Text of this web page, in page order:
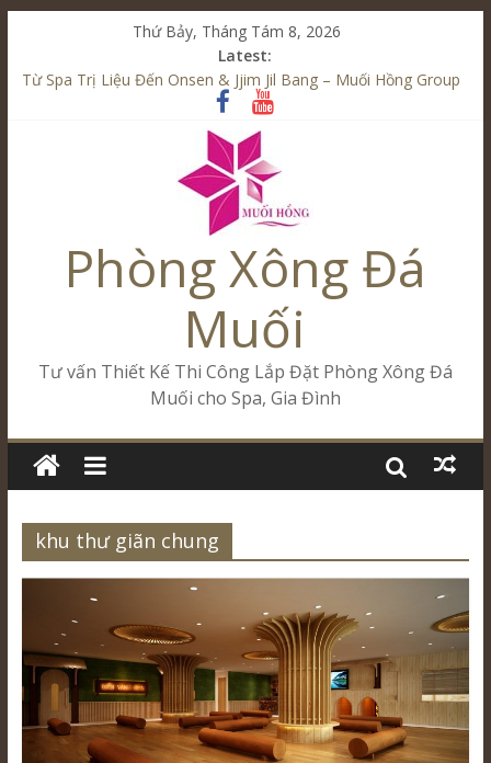
Thứ Bảy, Tháng Tám 8, 2026
Latest:
Từ Spa Trị Liệu Đến Onsen & Jjim Jil Bang – Muối Hồng Group
Kết Hợp Onsen & Jjim Jil Bang Trong Mô Hình Spa – Muối
Cham Riverside Onsen & Jjim Jil Bang Đà Nẵng Muối Hồng
Spa Jjim Jil Bang Kết Hợp Onsen – Kinh Doanh Chuẩn Sao –
Tăng Doanh Số Kinh Doanh Lắp Đặt Onsen & Jjim Jil Bang –
Muối Hồng Group
Phòng Xông Đá
Muối
Tư vấn Thiết Kế Thi Công Lắp Đặt Phòng Xông Đá
Muối cho Spa, Gia Đình
khu thư giãn chung